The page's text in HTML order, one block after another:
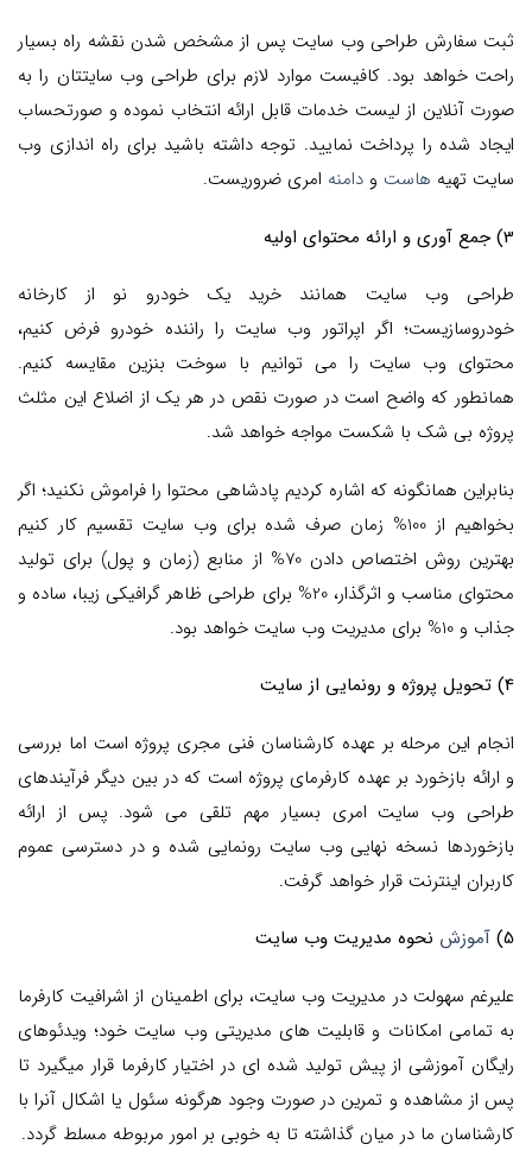
ثبت سفارش طراحی وب سایت پس از مشخص شدن نقشه راه بسیار
راحت خواهد بود. کافیست موارد لازم برای طراحی وب سایتتان را به
صورت آنلاین از لیست خدمات قابل ارائه انتخاب نموده و صورتحساب
ایجاد شده را پرداخت نمایید. توجه داشته باشید برای راه اندازی وب
سایت تهیه هاست و دامنه امری ضروریست.
3) جمع آوری و ارائه محتوای اولیه
طراحی وب سایت همانند خرید یک خودرو نو از کارخانه
خودروسازیست؛ اگر اپراتور وب سایت را راننده خودرو فرض کنیم،
محتوای وب سایت را می توانیم با سوخت بنزین مقایسه کنیم.
همانطور که واضح است در صورت نقص در هر یک از اضلاع این مثلث
پروژه بی شک با شکست مواجه خواهد شد.
بنابراین همانگونه که اشاره کردیم پادشاهی محتوا را فراموش نکنید؛ اگر
بخواهیم از 100% زمان صرف شده برای وب سایت تقسیم کار کنیم
بهترین روش اختصاص دادن 70% از منابع (زمان و پول) برای تولید
محتوای مناسب و اثرگذار، 20% برای طراحی ظاهر گرافیکی زیبا، ساده و
جذاب و 10% برای مدیریت وب سایت خواهد بود.
4) تحویل پروژه و رونمایی از سایت
انجام این مرحله بر عهده کارشناسان فنی مجری پروژه است اما بررسی
و ارائه بازخورد بر عهده کارفرمای پروژه است که در بین دیگر فرآیندهای
طراحی وب سایت امری بسیار مهم تلقی می شود. پس از ارائه
بازخوردها نسخه نهایی وب سایت رونمایی شده و در دسترسی عموم
کاربران اینترنت قرار خواهد گرفت.
5) آموزش نحوه مدیریت وب سایت
علیرغم سهولت در مدیریت وب سایت، برای اطمینان از اشرافیت کارفرما
به تمامی امکانات و قابلیت های مدیریتی وب سایت خود؛ ویدئوهای
رایگان آموزشی از پیش تولید شده ای در اختیار کارفرما قرار میگیرد تا
پس از مشاهده و تمرین در صورت وجود هرگونه سئول یا اشکال آنرا با
کارشناسان ما در میان گذاشته تا به خوبی بر امور مربوطه مسلط گردد.